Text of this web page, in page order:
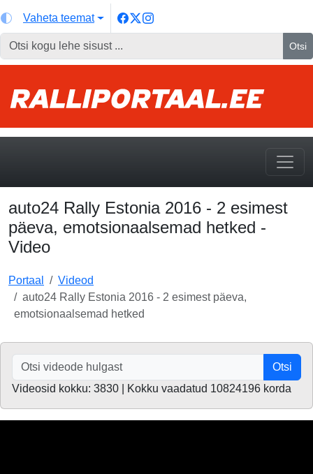
Vaheta teemat
Otsi
auto24 Rally Estonia 2016 - 2 esimest
päeva, emotsionaalsemad hetked -
Video
Portaal
Videod
auto24 Rally Estonia 2016 - 2 esimest päeva,
emotsionaalsemad hetked
Otsi
Videosid kokku: 3830 | Kokku vaadatud 10824196 korda